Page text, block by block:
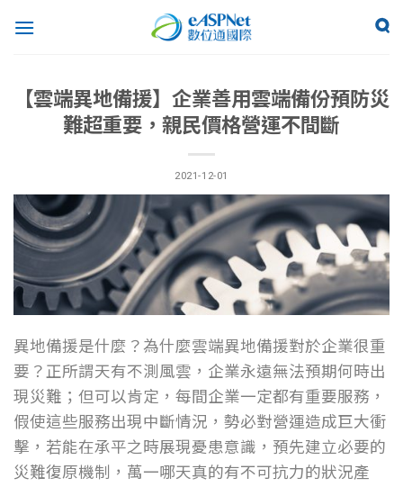
【雲端異地備援】企業善用雲端備份預防災
難超重要，親民價格營運不間斷
2021-12-01
異地備援是什麼？為什麼雲端異地備援對於企業很重
要？正所謂天有不測風雲，企業永遠無法預期何時出
現災難；但可以肯定，每間企業一定都有重要服務，
假使這些服務出現中斷情況，勢必對營運造成巨大衝
擊，若能在承平之時展現憂患意識，預先建立必要的
災難復原機制，萬一哪天真的有不可抗力的狀況產